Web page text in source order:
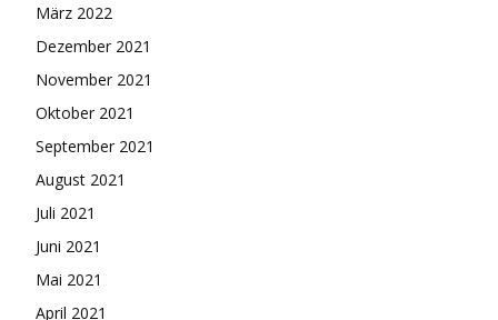
März 2022
Dezember 2021
November 2021
Oktober 2021
September 2021
August 2021
Juli 2021
Juni 2021
Mai 2021
April 2021